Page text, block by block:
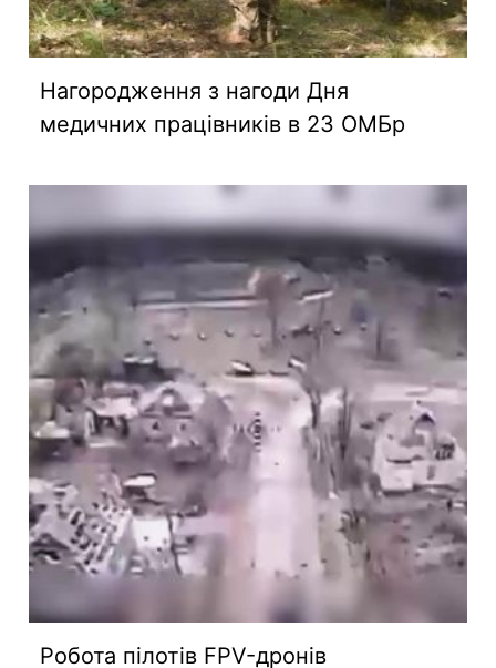
Нагородження з нагоди Дня
медичних працівників в 23 ОМБр
Робота пілотів FPV-дронів